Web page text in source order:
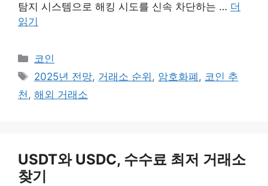
탐지 시스템으로 해킹 시도를 신속 차단하는 … 더
읽기
카
테
리
코인
태
그
2025년 전망, 거래소 순위 , 암호화폐 , 코인 추
천, 해외 거래소
USDT와 USDC, 수수료 최저 거래소
찾기